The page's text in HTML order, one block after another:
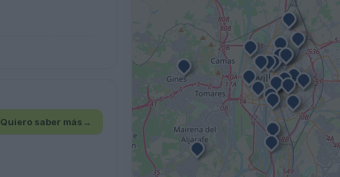
Quiero saber más →